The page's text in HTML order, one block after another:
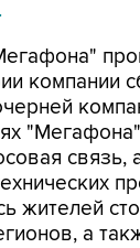
компании
связь,
жителей
а